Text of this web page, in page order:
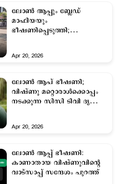
ലോണ്‍ ആപ്പും ബ്ലേഡ്
മാഫിയയും
ഭീഷണിപ്പെടുത്തി;
Apr 20, 2026
ലോണ്‍ ആപ് ഭീഷണി;
വിഷ്ണു മറ്റൊരാള്‍ക്കൊപ്പം
നടക്കുന്ന സിസി ടിവി ദൃശ്യം
Apr 20, 2026
ലോണ്‍ ആപ്പ് ഭീഷണി:
കാണാതായ വിഷ്ണുവിന്റെ
വാട്സാപ്പ് സന്ദേശം പുറത്ത്